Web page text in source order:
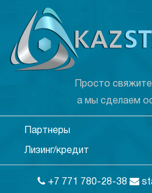
Просто
а мы сделаем
Партнеры
Лизинг/кредит
+7 771 780-28-38